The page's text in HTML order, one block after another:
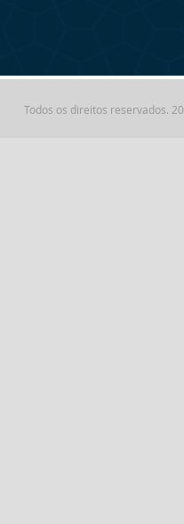
Todos os direitos reservados.